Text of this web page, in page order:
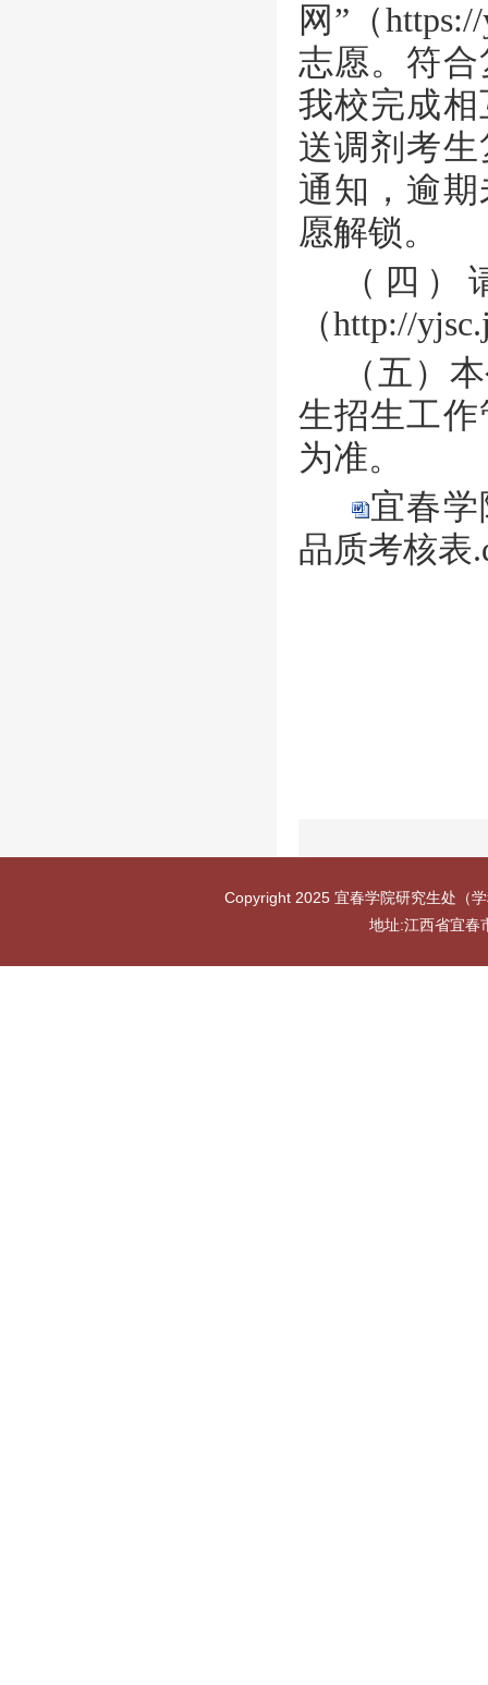
网”（https
志愿。符
我校完成
送调剂考
通知，逾
愿解锁。
（四
（http://
（五）本
生招生工
为准。
宜春
品质考核表
Copyright 2025 宜春学院研究生处（
地址:江西省宜